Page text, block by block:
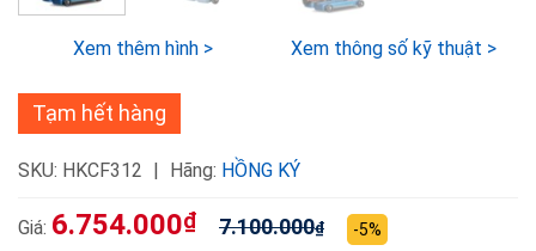
Xem thêm hình > Xem thông số kỹ thuật >
Tạm hết hàng
SKU: HKCF312 Hãng: HỒNG KÝ
Giá: 6.754.000₫ 7.100.000₫ -5%